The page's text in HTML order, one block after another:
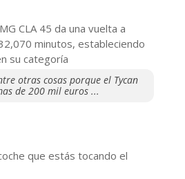
CLA 45 da una vuelta a
minutos, estableciendo
su categoría
otras cosas porque el Tycan
de 200 mil euros ...
que estás tocando el